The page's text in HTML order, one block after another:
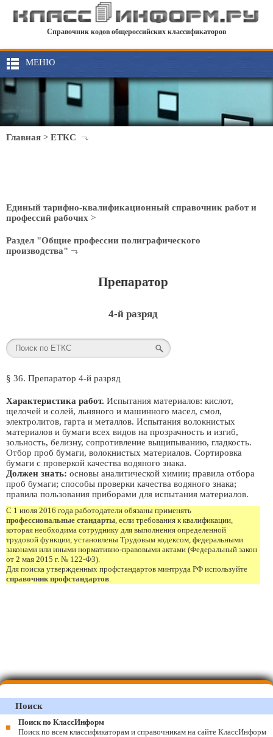
Справочник кодов общероссийских классификаторов
МЕНЮ
Главная > ЕТКС
Единый тарифно-квалификационный справочник работ и
профессий рабочих >
Раздел "Общие профессии полиграфического
производства"
Препаратор
4-й разряд
§ 36. Препаратор 4-й разряд
Характеристика работ. Испытания материалов: кислот,
щелочей и солей, льняного и машинного масел, смол,
электролитов, гарта и металлов. Испытания волокнистых
материалов и бумаги всех видов на прозрачность и изгиб,
зольность, белизну, сопротивление выщипыванию, гладкость.
Отбор проб бумаги, волокнистых материалов. Сортировка
бумаги с проверкой качества водяного знака.
Должен знать: основы аналитической химии; правила отбора
проб бумаги; способы проверки качества водяного знака;
правила пользования приборами для испытания материалов.
С 1 июля 2016 года работодатели обязаны применять
профессиональные стандарты, если требования к квалификации,
которая необходима сотруднику для выполнения определенной
трудовой функции, установлены Трудовым кодексом, федеральными
законами или иными нормативно-правовыми актами (Федеральный закон
от 2 мая 2015 г. № 122-ФЗ).
Для поиска утвержденных профстандартов минтруда РФ используйте
справочник профстандартов.
Поиск
Поиск по КлассИнформ
Поиск по всем классификаторам и справочникам на сайте КлассИнформ